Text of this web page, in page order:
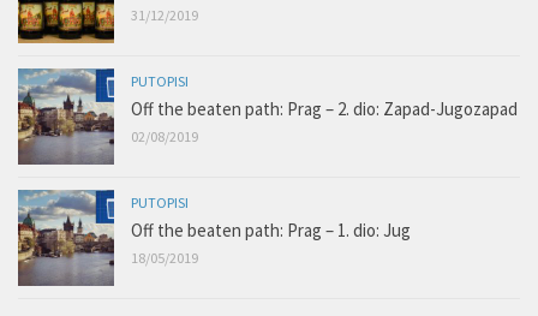
31/12/2019
PUTOPISI
Off the beaten path: Prag – 2. dio: Zapad-Jugozapad
02/08/2019
PUTOPISI
Off the beaten path: Prag – 1. dio: Jug
18/05/2019